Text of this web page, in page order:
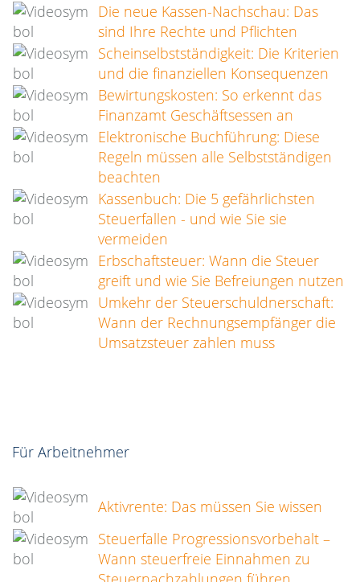
Die neue Kassen-Nachschau: Das
sind Ihre Rechte und Pflichten
Scheinselbstständigkeit: Die Kriterien
und die finanziellen Konsequenzen
Bewirtungskosten: So erkennt das
Finanzamt Geschäftsessen an
Elektronische Buchführung: Diese
Regeln müssen alle Selbstständigen
beachten
Kassenbuch: Die 5 gefährlichsten
Steuerfallen - und wie Sie sie
vermeiden
Erbschaftsteuer: Wann die Steuer
greift und wie Sie Befreiungen nutzen
Umkehr der Steuerschuldnerschaft:
Wann der Rechnungsempfänger die
Umsatzsteuer zahlen muss
Für Arbeitnehmer
Aktivrente: Das müssen Sie wissen
Steuerfalle Progressionsvorbehalt –
Wann steuerfreie Einnahmen zu